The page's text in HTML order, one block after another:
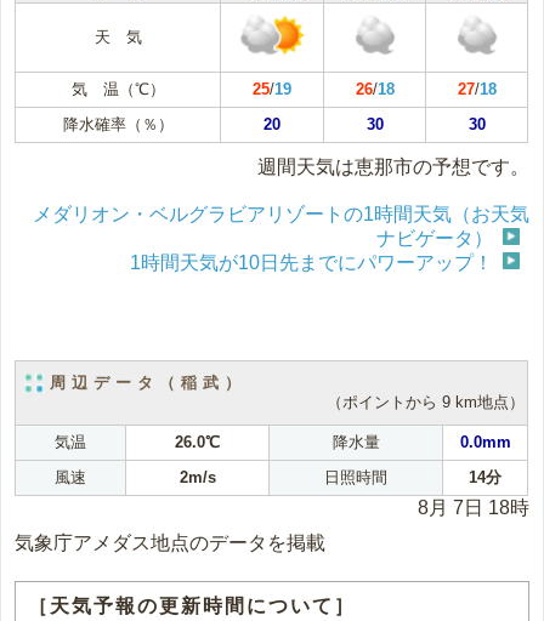
天 気
気 温（℃） 25/19 26/18 27/18
降水確率（％）
20 30 30
週間天気は恵那市の予想です。
メダリオン・ベルグラビアリゾートの1時間天気（お天気
ナビゲータ）
1時間天気が10日先までにパワーアップ！
周辺データ（稲武）
（ポイントから 9 km地点）
気温 26.0℃ 降水量
0.0mm
風速
2m/s 日照時間 14分
8月 7日 18時
気象庁アメダス地点のデータを掲載
［天気予報の更新時間について］